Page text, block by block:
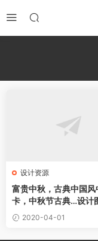
设计资源
富贵中秋，古典中国风
卡，中秋节古典…设计
材下载
2020-04-01